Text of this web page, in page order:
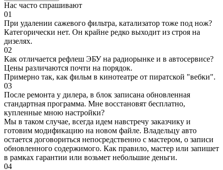
Нас часто спрашивают
01
При удалении сажевого фильтра, катализатор тоже под нож?
Категорически нет. Он крайне редко выходит из строя на
дизелях.
02
Как отличается рефлеш ЭБУ на радиорынке и в автосервисе?
Цены различаются почти на порядок.
Примерно так, как фильм в кинотеатре от пиратской "вебки".
03
После ремонта у дилера, в блок записана обновленная
стандартная программа. Мне восстановят бесплатно,
купленные мною настройки?
Мы в таком случае, всегда идем навстречу заказчику и
готовим модификацию на новом файле. Владельцу авто
остается договориться непосредственно с мастером, о записи
обновленного содержимого. Как правило, мастер или запишет
в рамках гарантии или возьмет небольшие деньги.
04